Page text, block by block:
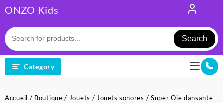
to
content
ONZO Kids
Search
Category
Accueil / Boutique / Jouets / Jouets sonores / Super Oie dansante